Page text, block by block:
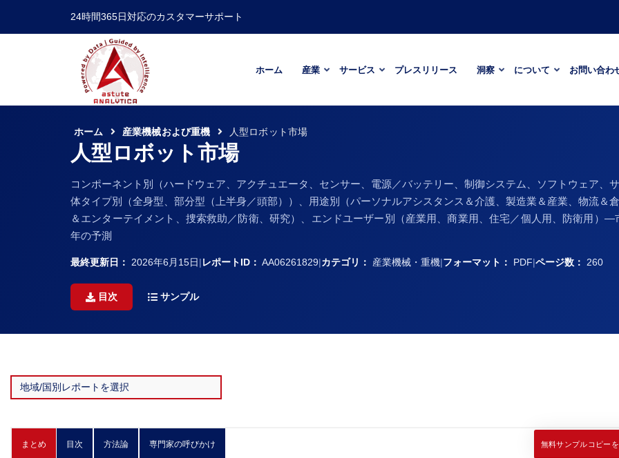
24時間365日対応のカスタマーサポート
ホーム 産業 サービス プレスリリース 洞察 について お問い合わ
ホーム 産業機械および重機 人型ロボット市場
人型ロボット市場
コンポーネント別（ハードウェア、アクチュエータ、センサー、電源／バッテリー、制御システム、ソフトウェア、
体タイプ別（全身型、部分型（上半身／頭部））、用途別（パーソナルアシスタンス＆介護、製造業＆産業、物流＆
＆エンターテイメント、捜索救助／防衛、研究）、エンドユーザー別（産業用、商業用、住宅／個人用、防衛用）
年の予測
最終更新日： 2026年6月15日|レポートID： AA06261829|カテゴリ： 産業機械・重機|フォーマット： PDF|ページ数： 260
目次 サンプル
まとめ 目次 方法論 専門家の呼びかけ 無料サンプルコピー